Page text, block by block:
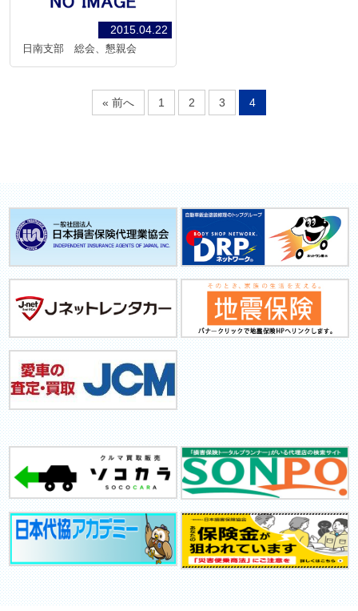
2015.04.22
日南支部 総会、懇親会
« 前へ 1 2 3 4